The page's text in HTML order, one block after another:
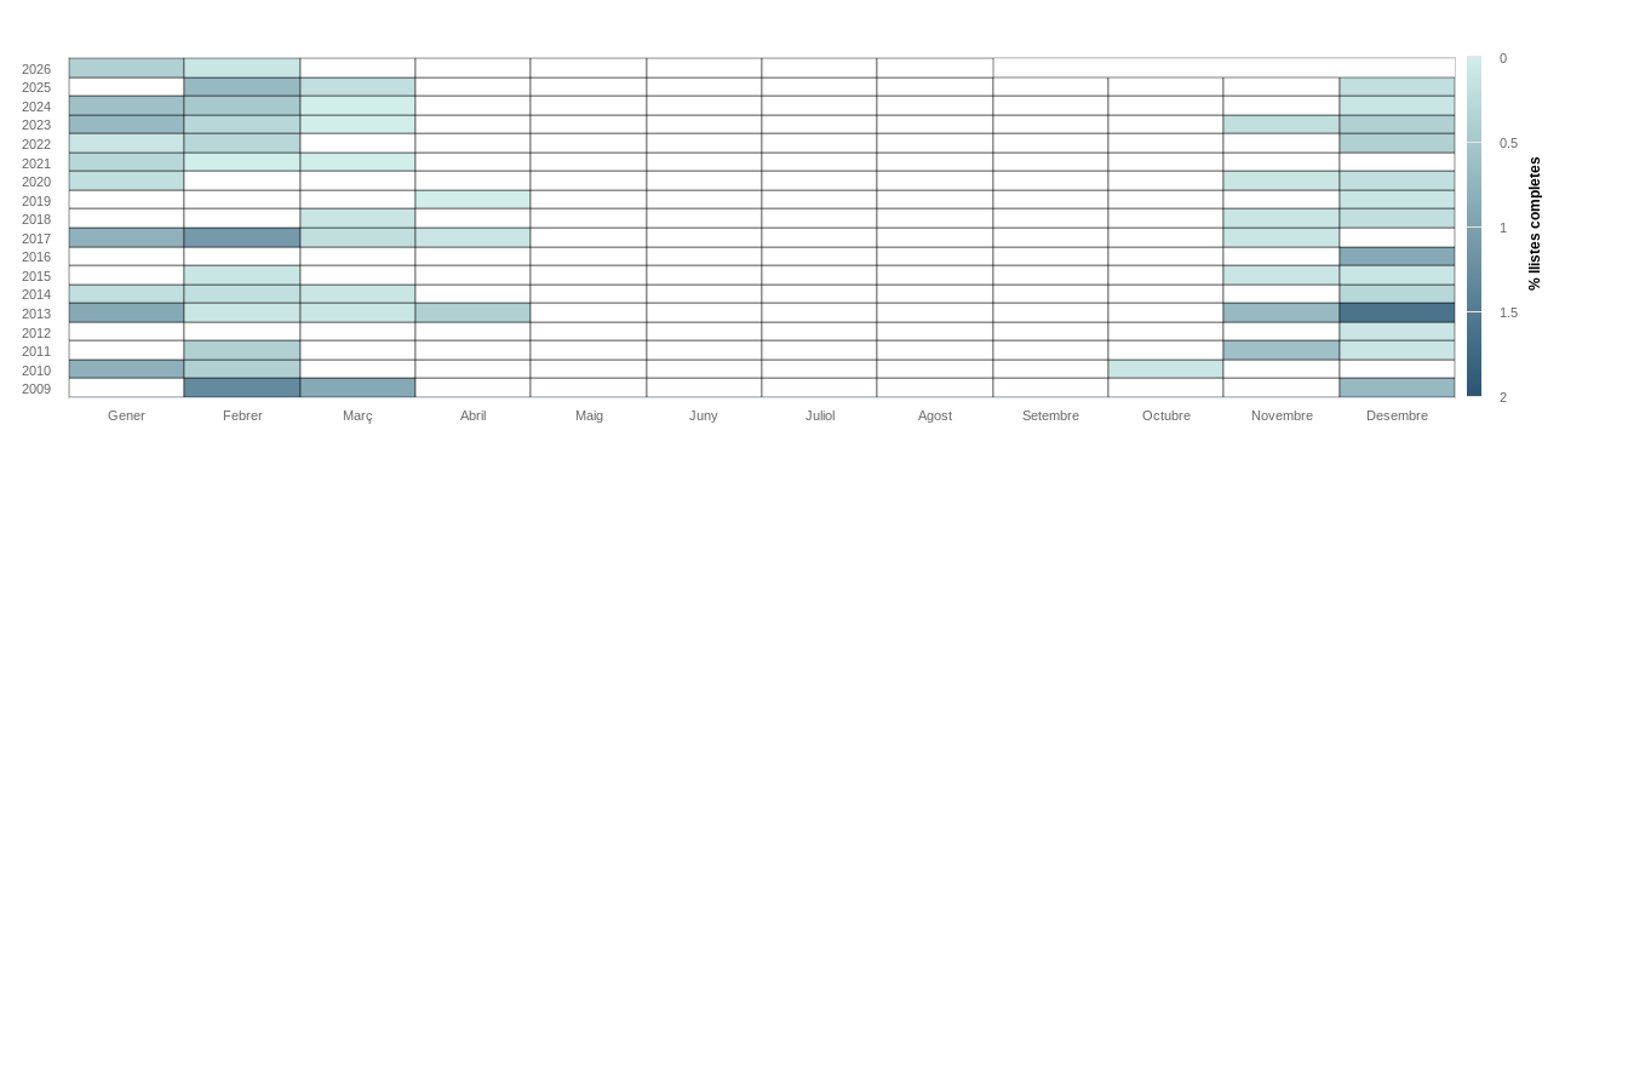
0
0.5
1
1.5
2
% llistes completes
Gener Febrer Març Abril Maig Juny Juliol Agost Setembre Octubre Novembre Desembre
2009
2010
2011
2012
2013
2014
2015
2016
2017
2018
2019
2020
2021
2022
2023
2024
2025
2026